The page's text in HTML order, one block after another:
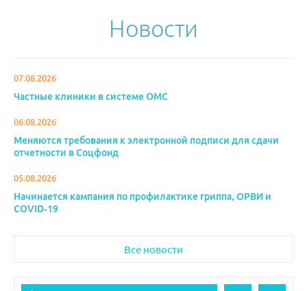
Новости
07.08.2026
Частные клиники в системе ОМС
06.08.2026
Меняются требования к электронной подписи для сдачи
отчетности в Соцфонд
05.08.2026
Начинается кампания по профилактике гриппа, ОРВИ и
COVID-19
Все новости